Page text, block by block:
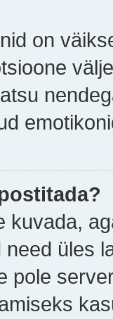
on
kuvada,
üles
pole